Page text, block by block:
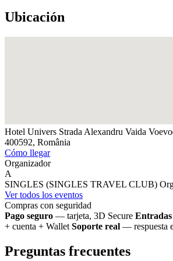
Ubicación
Hotel Univers Strada Alexandru Vaida
400592, România
Cómo llegar
Organizador
A
SINGLES (SINGLES TRAVEL CLUB)
Ver todos los eventos
Compras con seguridad
Pago seguro — tarjeta, 3D Secure
+ cuenta + Wallet Soporte real — respuesta
Preguntas frecuentes